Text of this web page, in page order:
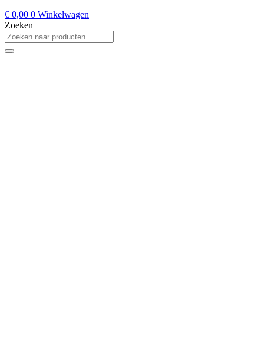
€ 0,00 0 Winkelwagen
Zoeken